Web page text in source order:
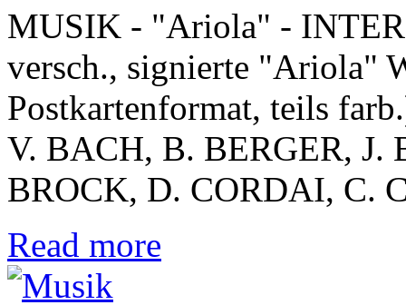
MUSIK - "Ariola" -
versch., signierte "Ariola"
Postkartenformat, teils
V. BACH, B. BERGER, J.
BROCK, D. CORDAI, C.
Read more